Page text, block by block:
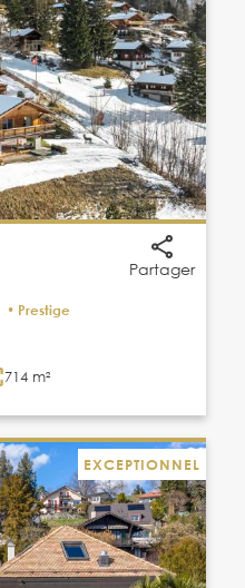
Partager
• Prestige
714 m²
EXCEPTIONNEL